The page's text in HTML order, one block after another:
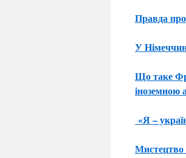
Правда
У
Що таке
іноземною
«Я –
Мистецтво